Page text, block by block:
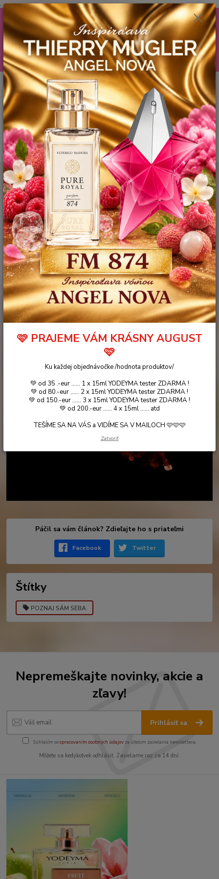
.
AKCIA (zobrazí sa v nákupnom košíku) ! ...... Ku každej objednávočke ❤️
od .. 35 .-eur CENA PRODUKTOV si môžte vybrať .. 15ml YODEYMA
tester ZDARMA ! ❤️ od 80.-eur .. 2 x 15ml, ❤️ od 150.-eur .. 3 x 15ml ❤️
od 200.-eur 4 x 15ml atd. YODEYMA tester ZDARMA .. (TIE VŠAK
TERBA VPÍSAŤ V SEKCII DODACE ÚDAJE) ! Akcia platí do vyčerpania
skladových zásob! ...... TEŠÍME SA NA VÁS a VIDÍME SA V MAILOCH a v
Košiciach :) aj OSOBNE. 👋🤚👋 .. 🌹🌹🌹
Menu
EUR
Hľadať
0944 619 068 0ks
za0 €
Kategórie blogu
Štítky blogu
ZAUJIMAVOSTI O PARFUMOCH POZNAJ SÁM SEBA
MODA
NOVNKY
Úvod Blog POZNAJ SÁM SEBA ...... BÝK ( 21.04 - 21.05 )
20.04.2021
POZNAJ SÁM SEBA ...... BÝK (
21.04 - 21.05 )
Páčil sa vám článok? Zdieľajte ho s priateľmi
Facebook Twitter
Štítky
POZNAJ SÁM SEBA
Nepremeškajte novinky, akcie a
zľavy!
Prihlásiť sa
Súhlasím sospracovaním osobných údajov za účelom zasielania newslettera.
Môžete sa kedykoľvek odhlásiť. Zasielame raz za 14 dní.
🩷 PRAJEME VÁM KRÁSNY AUGUST
🩷
Ku každej objednávočke /hodnota produktov/
💚 od 35 .-eur ...... 1 x 15ml YODEYMA tester ZDARMA !
💚 od 80.-eur ...... 2 x 15ml YODEYMA tester ZDARMA !
💚 od 150.-eur ...... 3 x 15ml YODEYMA tester ZDARMA !
💚 od 200.-eur ...... 4 x 15ml ...... atd
TEŠÍME SA NA VÁS a VIDÍME SA V MAILOCH 🩷🩷🩷
Zatvoriť